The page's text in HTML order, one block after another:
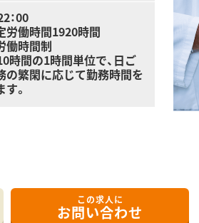
など
株会
あり）
他
：00
労働時間1920時間
働時間制
時間の1時間単位で、日ご
の繁閑に応じて勤務時間を
。
できる方を優先して採用されており
この求人に
お問い合わせ